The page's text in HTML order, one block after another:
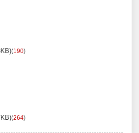
(190)
(264)